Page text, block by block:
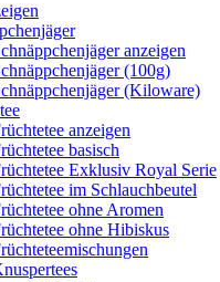
anzeigen
(100g)
(Kiloware)
anzeigen
basisch
Exklusiv Royal Serie
im Schlauchbeutel
ohne Aromen
ohne Hibiskus